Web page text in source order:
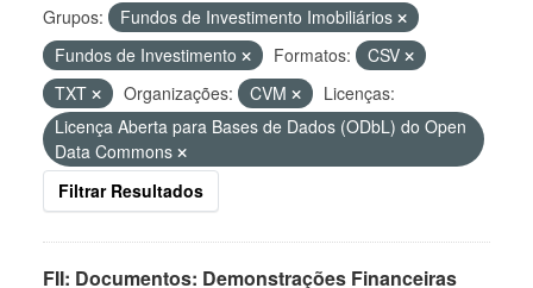
Grupos:
Fundos de Investimento Imobiliários
Fundos de Investimento
Formatos:
CSV
TXT
Organizações: CVM
Licenças:
Licença Aberta para Bases de Dados (ODbL) do Open
Data Commons
Filtrar Resultados
FII: Documentos: Demonstrações Financeiras